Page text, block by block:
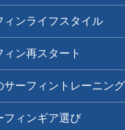
ィンライフスタイル
ィン再スタート
サーフィントレーニング
フィンギア選び